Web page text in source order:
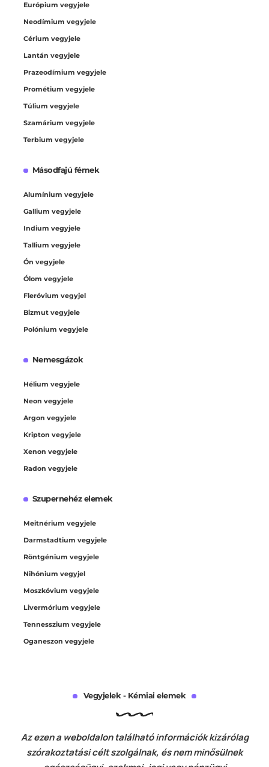
Európium vegyjele
Neodímium vegyjele
Cérium vegyjele
Lantán vegyjele
Prazeodímium vegyjele
Prométium vegyjele
Túlium vegyjele
Szamárium vegyjele
Terbium vegyjele
Másodfajú fémek
Alumínium vegyjele
Gallium vegyjele
Indium vegyjele
Tallium vegyjele
Ón vegyjele
Ólom vegyjele
Fleróvium vegyjel
Bizmut vegyjele
Polónium vegyjele
Nemesgázok
Hélium vegyjele
Neon vegyjele
Argon vegyjele
Kripton vegyjele
Xenon vegyjele
Radon vegyjele
Szupernehéz elemek
Meitnérium vegyjele
Darmstadtium vegyjele
Röntgénium vegyjele
Nihónium vegyjel
Moszkóvium vegyjele
Livermórium vegyjele
Tennesszium vegyjele
Oganeszon vegyjele
Vegyjelek - Kémiai elemek
Az ezen a weboldalon található információk kizárólag
szórakoztatási célt szolgálnak, és nem minősülnek